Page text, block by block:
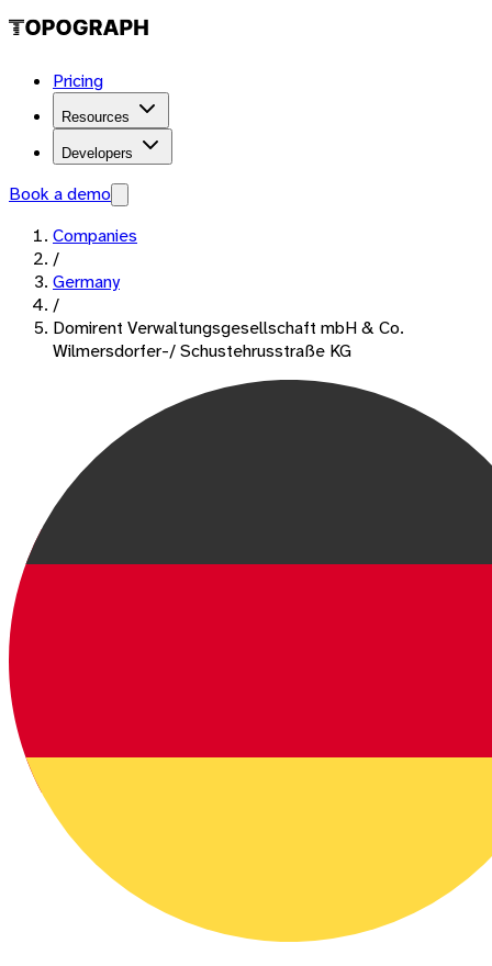
Pricing
Resources
Developers
Book a demo
Companies
/
Germany
/
Domirent Verwaltungsgesellschaft mbH & Co.
Wilmersdorfer-/ Schustehrusstraße KG